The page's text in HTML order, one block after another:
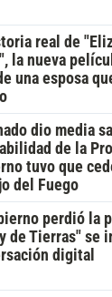
real de
la nueva
una esposa
dio media
de la
tuvo que
del Fuego
perdió la
de Tierras" se
digital